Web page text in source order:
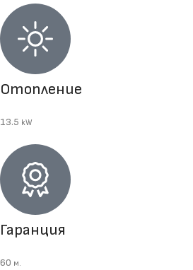
Отопление
13.5 kW
Гаранция
60 м.